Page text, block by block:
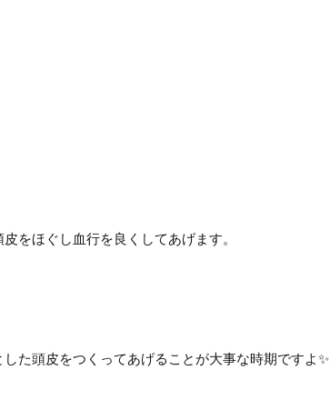
をほぐし血行を良くしてあげます。
た頭皮をつくってあげることが大事な時期ですよ✨